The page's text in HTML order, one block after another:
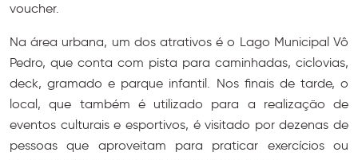
voucher.
Na área urbana, um dos atrativos é o Lago Municipal Vô
Pedro, que conta com pista para caminhadas, ciclovias,
deck, gramado e parque infantil. Nos finais de tarde, o
local, que também é utilizado para a realização de
eventos culturais e esportivos, é visitado por dezenas de
pessoas que aproveitam para praticar exercícios ou